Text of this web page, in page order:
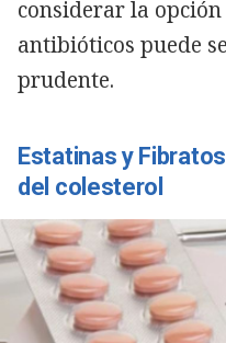
considerar la
antibióticos puede
prudente.
Estatinas y
del colesterol